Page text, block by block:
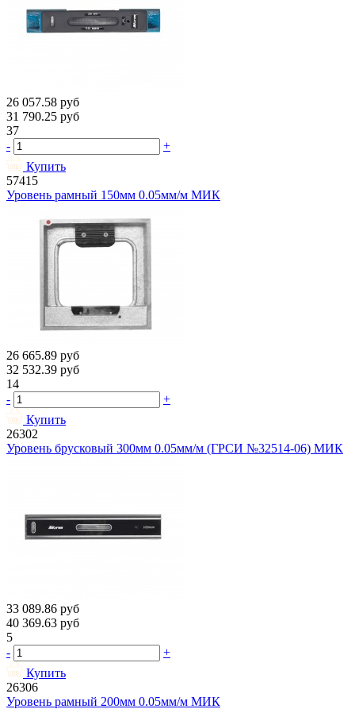
26 057.58 руб
31 790.25 руб
37
-
+
Купить
57415
Уровень рамный 150мм 0.05мм/м МИК
26 665.89 руб
32 532.39 руб
14
-
+
Купить
26302
Уровень брусковый 300мм 0.05мм/м (ГРСИ №32514-06) МИК
33 089.86 руб
40 369.63 руб
5
-
+
Купить
26306
Уровень рамный 200мм 0.05мм/м МИК